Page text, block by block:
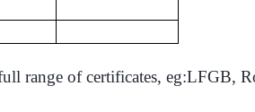
range of certificates,